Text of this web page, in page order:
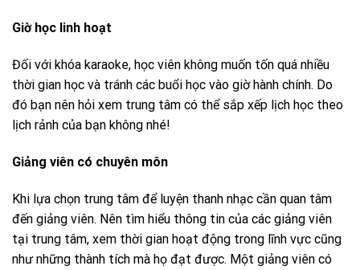
Giờ học linh hoạt
Đối với khóa karaoke, học viên không muốn tốn quá nhiều
thời gian học và tránh các buổi học vào giờ hành chính. Do
đó bạn nên hỏi xem trung tâm có thể sắp xếp lịch học theo
lịch rảnh của bạn không nhé!
Giảng viên có chuyên môn
Khi lựa chọn trung tâm để luyện thanh nhạc cần quan tâm
đến giảng viên. Nên tìm hiểu thông tin của các giảng viên
tại trung tâm, xem thời gian hoạt động trong lĩnh vực cũng
như những thành tích mà họ đạt được. Một giảng viên có